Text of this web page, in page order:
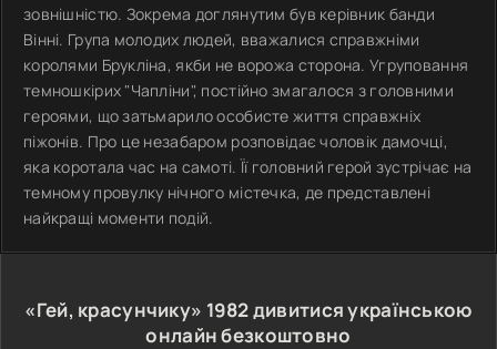
зовнішністю. Зокрема доглянутим був керівник банди
Вінні. Група молодих людей, вважалися справжніми
королями Брукліна, якби не ворожа сторона. Угруповання
темношкірих "Чапліни", постійно змагалося з головними
героями, що затьмарило особисте життя справжніх
піжонів. Про це незабаром розповідає чоловік дамочці,
яка коротала час на самоті. Її головний герой зустрічає на
темному провулку нічного містечка, де представлені
найкращі моменти подій.
«Гей, красунчику» 1982дивитися українською
онлайн безкоштовно